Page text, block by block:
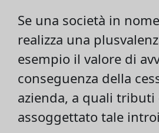
Se una società in
realizza una
esempio il valore di
conseguenza della
azienda, a quali tributi
assoggettato tale